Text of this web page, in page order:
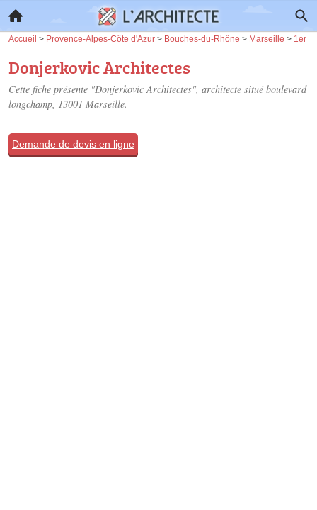
Accueil > Provence-Alpes-Côte d'Azur > Bouches-du-Rhône > Marseille > 1er
Donjerkovic Architectes
Cette fiche présente "Donjerkovic Architectes", architecte situé boulevard
longchamp, 13001 Marseille.
Demande de devis en ligne